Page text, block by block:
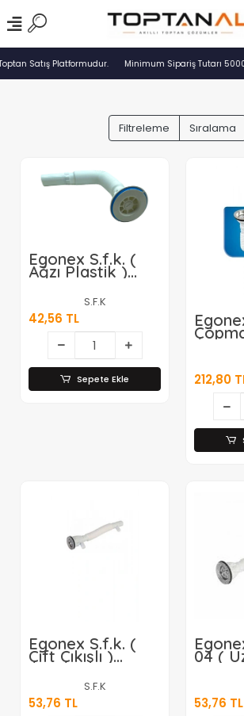
Satış Platformudur. Minimum Sipariş Tutarı 5000
Filtreleme Sıralama
Egonex S.f.k. (
Ağzı Plastik )
Sifon*100
S.F.K
42,56 TL
Sepete Ekle
(
212,80
Egonex S.f.k. (
Çift Çıkışlı )
Sifon*100
S.F.K
53,76 TL
04 (
53,76 TL